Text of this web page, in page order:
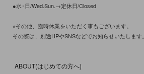
●水･日/Wed.Sun.→定休日/Closed
※その他、臨時休業をいただく事もございます。
その際は、別途HPやSNSなどでお知らせいたします。
ABOUT(はじめての方へ)